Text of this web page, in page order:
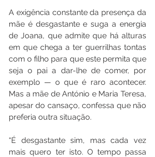
A exigência constante da presença da
mãe é desgastante e suga a energia
de Joana, que admite que há alturas
em que chega a ter guerrilhas tontas
com o filho para que este permita que
seja o pai a dar-lhe de comer, por
exemplo — o que é raro acontecer.
Mas a mãe de António e Maria Teresa,
apesar do cansaço, confessa que não
preferia outra situação.
“É desgastante sim, mas cada vez
mais quero ter isto. O tempo passa